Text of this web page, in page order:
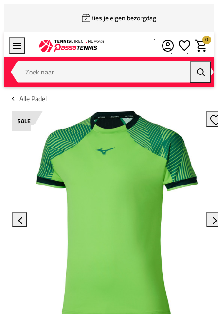
Kies je eigen bezorgdag
Zoek naar...
0
Alle Padel
SALE